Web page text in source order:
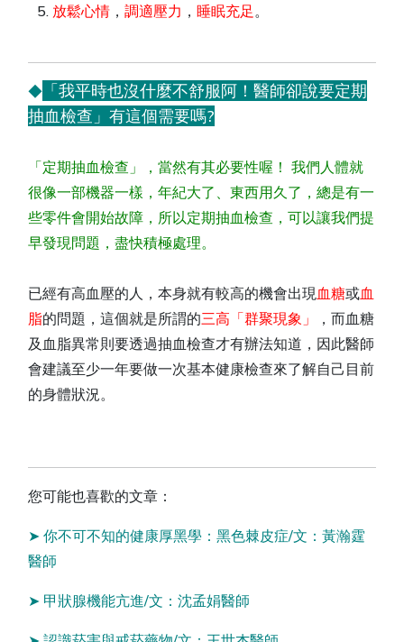
5. 放鬆心情 ，調適壓力 ，睡眠充足。
◆ 「我平時也沒什麼不舒服阿！醫師卻說要定期
抽血檢查」有這個需要嗎?
「定期抽血檢查」，當然有其必要性喔！ 我們人體就
很像一部機器一樣，年紀大了、東西用久了，總是有一
些零件會開始故障，所以定期抽血檢查，可以讓我們提
早發現問題，盡快積極處理。
已經有高血壓的人，本身就有較高的機會出現血糖或血
脂的問題，這個就是所謂的三高「群聚現象」
，而血糖
及血脂異常則要透過抽血檢查才有辦法知道，因此醫師
會建議至少一年要做一次基本健康檢查來了解自己目前
的身體狀況。
您可能也喜歡的文章：
➤你不可不知的健康厚黑學：黑色棘皮症/文：黃瀚霆
醫師
➤ 甲狀腺機能亢進/文：沈孟娟醫師